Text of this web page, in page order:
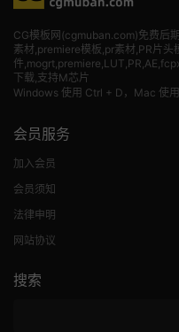
CG模板网(cgmuban.com)免费后
素材,premiere模板,pr素材,PR片头
件
下载,支持M芯片
Windows 使用 Ctrl + D，Mac 使
会员服务
加入会员
会员须知
法律申明
网站协议
搜索